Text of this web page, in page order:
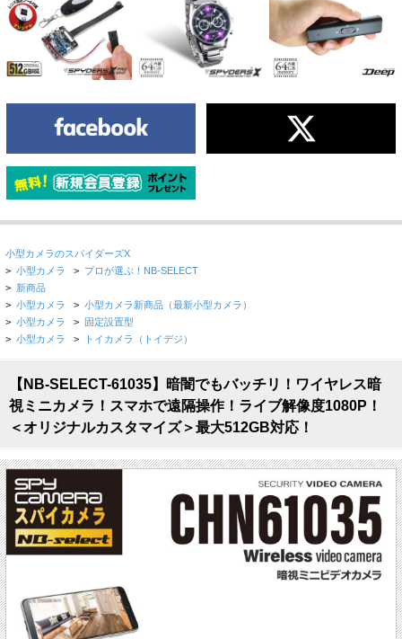
小型カメラのスパイダーズX
> 小型カメラ > プロが選ぶ！NB-SELECT
> 新商品
> 小型カメラ > 小型カメラ新商品（最新小型カメラ）
> 小型カメラ > 固定設置型
> 小型カメラ > トイカメラ（トイデジ）
【NB-SELECT-61035】暗闇でもバッチリ！ワイヤレス暗
視ミニカメラ！スマホで遠隔操作！ライブ解像度1080P！
＜オリジナルカスタマイズ＞最大512GB対応！